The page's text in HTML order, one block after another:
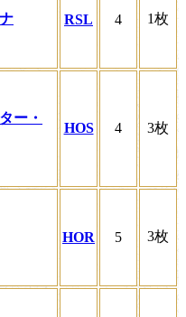
RSL 4 1枚
ー・
HOS 4 3枚
HOR 5 3枚